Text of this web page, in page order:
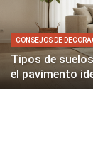
CONSEJOS DE
Tipos de
el pavimento